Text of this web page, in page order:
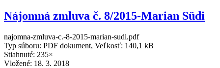
Nájomná zmluva č. 8/2015-Marian Südi
najomna-zmluva-c.-8-2015-marian-sudi.pdf
Typ súboru: PDF dokument, Veľkosť: 140,1 kB
Stiahnuté: 235×
Vložené: 18. 3. 2018